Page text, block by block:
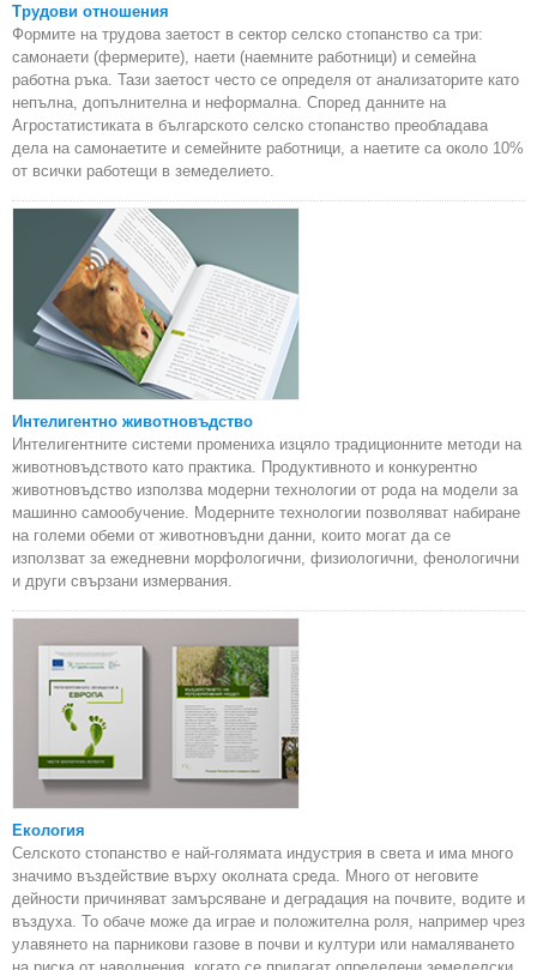
Трудови отношения
Формите на трудова заетост в сектор селско стопанство са три:
самонаети (фермерите), наети (наемните работници) и семейна
работна ръка. Тази заетост често се определя от анализаторите като
непълна, допълнителна и неформална. Според данните на
Агростатистиката в българското селско стопанство преобладава
дела на самонаетите и семейните работници, а наетите са около 10%
от всички работещи в земеделието.
Интелигентно животновъдство
Интелигентните системи промениха изцяло традиционните методи на
животновъдството като практика. Продуктивното и конкурентно
животновъдство използва модерни технологии от рода на модели за
машинно самообучение. Модерните технологии позволяват набиране
на големи обеми от животновъдни данни, които могат да се
използват за ежедневни морфологични, физиологични, фенологични
и други свързани измервания.
Екология
Селското стопанство е най-голямата индустрия в света и има много
значимо въздействие върху околната среда. Много от неговите
дейности причиняват замърсяване и деградация на почвите, водите и
въздуха. То обаче може да играе и положителна роля, например чрез
улавянето на парникови газове в почви и култури или намаляването